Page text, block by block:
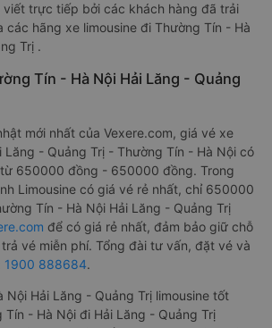
trực tiếp bởi các khách hàng đã trải
các hãng xe limousine đi Thường Tín - Hà
Trị .
Tín - Hà Nội Hải Lăng - Quảng
mới nhất của Vexere.com, giá vé xe
Lăng - Quảng Trị - Thường Tín - Hà Nội có
650000 đồng - 650000 đồng. Trong
Limousine có giá vé rẻ nhất, chỉ 650000
Tín - Hà Nội Hải Lăng - Quảng Trị
để có giá rẻ nhất, đảm bảo giữ chỗ
vé miễn phí. Tổng đài tư vấn, đặt vé và
1900 888684.
Nội Hải Lăng - Quảng Trị limousine tốt
Tín - Hà Nội đi Hải Lăng - Quảng Trị